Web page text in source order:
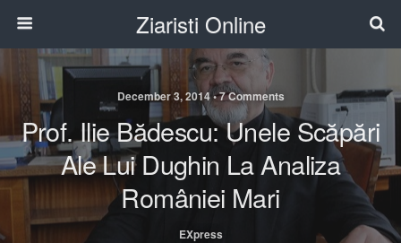
Ziaristi Online
December 3, 2014 • 7 Comments
Prof. Ilie Bădescu: Unele Scăpări
Ale Lui Dughin La Analiza
României Mari
EXpress